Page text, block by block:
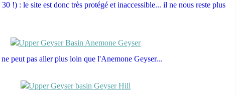
!) : le site est donc très protégé et inaccessible... il ne nous reste plus
peut pas aller plus loin que l'Anemone Geyser...